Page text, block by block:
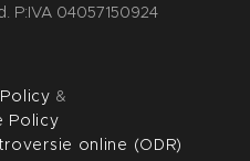
P:IVA 04057150924
&
Policy
online (ODR)